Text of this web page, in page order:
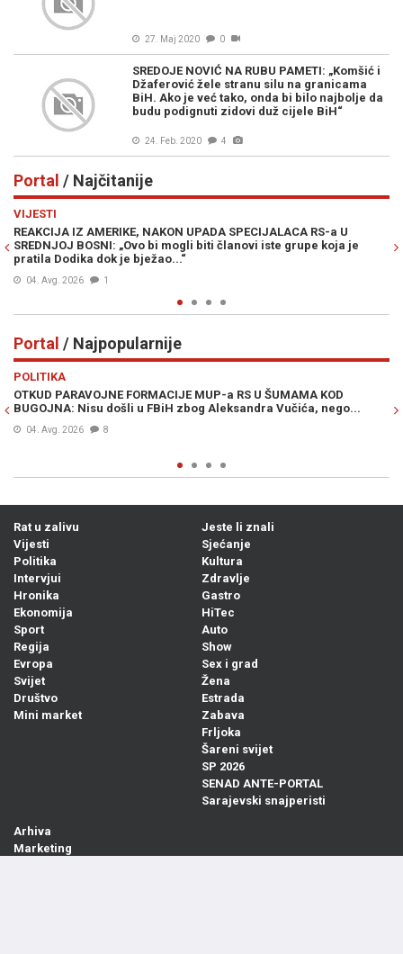
27. Maj 2020 0
SREDOJE NOVIĆ NA RUBU PAMETI: „Komšić i
Džaferović žele stranu silu na granicama
BiH. Ako je već tako, onda bi bilo najbolje da
budu podignuti zidovi duž cijele BiH“
24. Feb. 2020 4
Portal / Najčitanije
VIJESTI
REAKCIJA IZ AMERIKE, NAKON UPADA SPECIJALACA RS-a U
SREDNJOJ BOSNI: „Ovo bi mogli biti članovi iste grupe koja je
pratila Dodika dok je bježao...“
04. Avg. 2026 1
Portal / Najpopularnije
POLITIKA
OTKUD PARAVOJNE FORMACIJE MUP-a RS U ŠUMAMA KOD
BUGOJNA: Nisu došli u FBiH zbog Aleksandra Vučića, nego...
04. Avg. 2026 8
Rat u zalivu
Vijesti
Politika
Intervjui
Hronika
Ekonomija
Sport
Regija
Evropa
Svijet
Društvo
Mini market
Jeste li znali
Sjećanje
Kultura
Zdravlje
Gastro
HiTec
Auto
Show
Sex i grad
Žena
Estrada
Zabava
Frljoka
Šareni svijet
SP 2026
SENAD ANTE-PORTAL
Sarajevski snajperisti
Arhiva
Marketing